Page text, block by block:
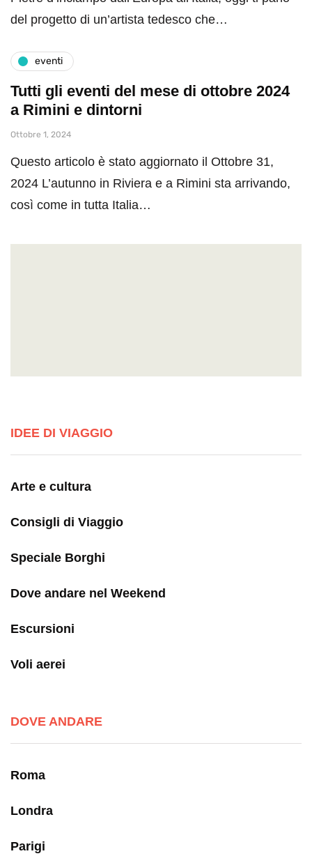
del progetto di un’artista tedesco che…
eventi
Tutti gli eventi del mese di ottobre 2024
a Rimini e dintorni
Ottobre 1, 2024
Questo articolo è stato aggiornato il Ottobre 31,
2024 L’autunno in Riviera e a Rimini sta arrivando,
così come in tutta Italia…
IDEE DI VIAGGIO
Arte e cultura
Consigli di Viaggio
Speciale Borghi
Dove andare nel Weekend
Escursioni
Voli aerei
DOVE ANDARE
Roma
Londra
Parigi